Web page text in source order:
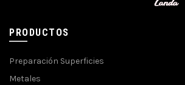
PRODUCTOS
Preparación Superficies
Metales